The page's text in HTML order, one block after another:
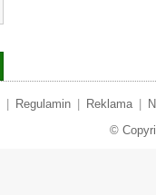
Regulamin Reklama
©